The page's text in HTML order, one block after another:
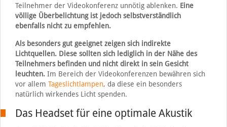
Teilnehmer der Videokonferenz unnötig ablenken. Eine
völlige Überbelichtung ist jedoch selbstverständlich
ebenfalls nicht zu empfehlen.
Als besonders gut geeignet zeigen sich indirekte
Lichtquellen. Diese sollten sich lediglich in der Nähe des
Teilnehmers befinden und nicht direkt in sein Gesicht
leuchten.Im Bereich der Videokonferenzen bewähren sich
vor allem Tageslichtlampen, da diese ein besonders
natürlich wirkendes Licht spenden.
Das Headset für eine optimale Akustik